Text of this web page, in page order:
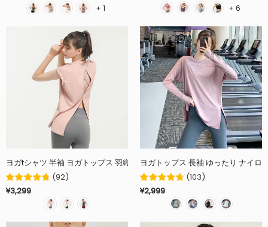
+ 1 + 6
ヨガtシャツ 半袖 ヨガトップス 羽織り ラウンドネック 無地 背中開き バ
(92)
¥3,299
ヨガトップス 長袖 ゆったり ナイロ
(103)
¥2,999